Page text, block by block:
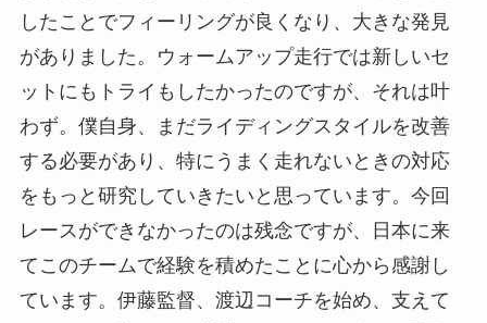
したことでフィーリングが良くなり、大きな発見
がありました。ウォームアップ走行では新しいセ
ットにもトライもしたかったのですが、それは叶
わず。僕自身、まだライディングスタイルを改善
する必要があり、特にうまく走れないときの対応
をもっと研究していきたいと思っています。今回
レースができなかったのは残念ですが、日本に来
てこのチームで経験を積めたことに心から感謝し
ています。伊藤監督、渡辺コーチを始め、支えて